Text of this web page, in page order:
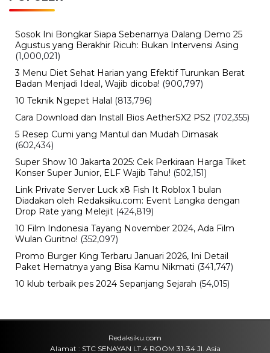
BPK Ungkap Temuan Perjadin Dinkes Parepare, Ada
BERITA TERBARU
Viral
Penangkal Petir TVRI Diringkus,
Kerugian Rp80 Juta
Sabtu, 8 Agu 2026 - 22:27 WIB
Keuangan
Emas Antam Melonjak Lagi! Harga 1
Gram Nyaris Rp2,7 Juta, Buyback
Naik Rp50 Ribu
Sabtu, 8 Agu 2026 - 22:09 WIB
Teknologi
Redmi 17 Resmi Meluncur, Baterai
7.500 mAh dan Bisa Jadi Power
Bank, Harganya Mulai Rp2 Jutaan
Sabtu, 8 Agu 2026 - 21:59 WIB
Politik
Jembatan, Presiden Turun Tangan